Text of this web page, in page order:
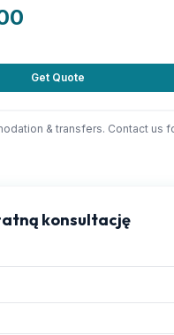
Get Quote
& transfers. Contact us
konsultację